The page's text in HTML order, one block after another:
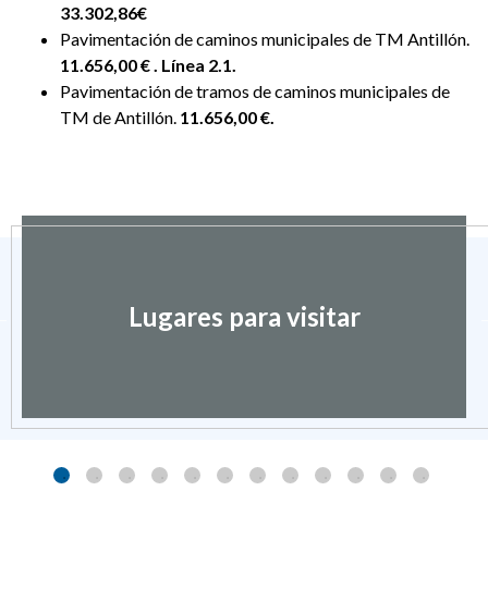
33.302,86€
Pavimentación de caminos municipales de TM Antillón.
11.656,00 € . Línea 2.1.
Pavimentación de tramos de caminos municipales de
TM de Antillón. 11.656,00 €.
Lugares para visitar